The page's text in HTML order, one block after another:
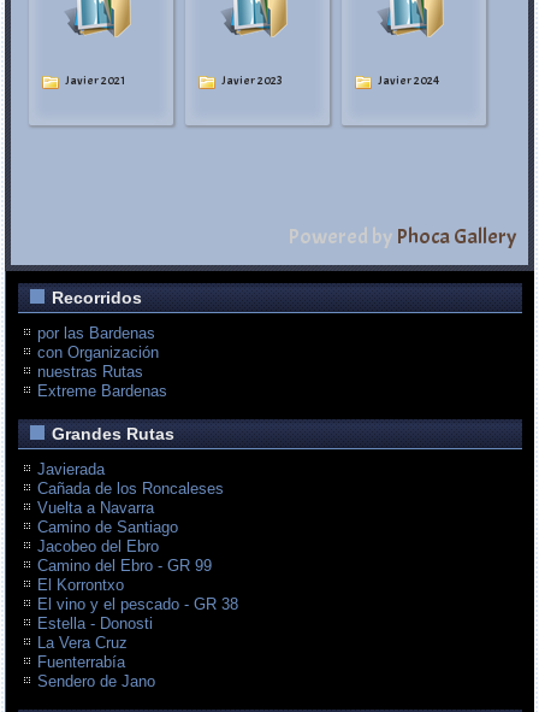
Javier 2021 Javier 2023 Javier 2024
Powered by Phoca Gallery
Recorridos
por las Bardenas
con Organización
nuestras Rutas
Extreme Bardenas
Grandes Rutas
Javierada
Cañada de los Roncaleses
Vuelta a Navarra
Camino de Santiago
Jacobeo del Ebro
Camino del Ebro - GR 99
El Korrontxo
El vino y el pescado - GR 38
Estella - Donosti
La Vera Cruz
Fuenterrabía
Sendero de Jano